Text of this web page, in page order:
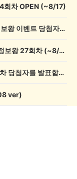
회차 OPEN (~8/17)
💰[당첨자 발표] 26회차 우리 동네 정보왕 이벤트 당첨자를 발표합니다!
💸 전원 2,000캐시 지급! 우리 동네 정보왕 27회차 (~8/10)
💰[당첨자 발표] 우리 동네 썰전 12회차 당첨자를 발표합니다!
ver)